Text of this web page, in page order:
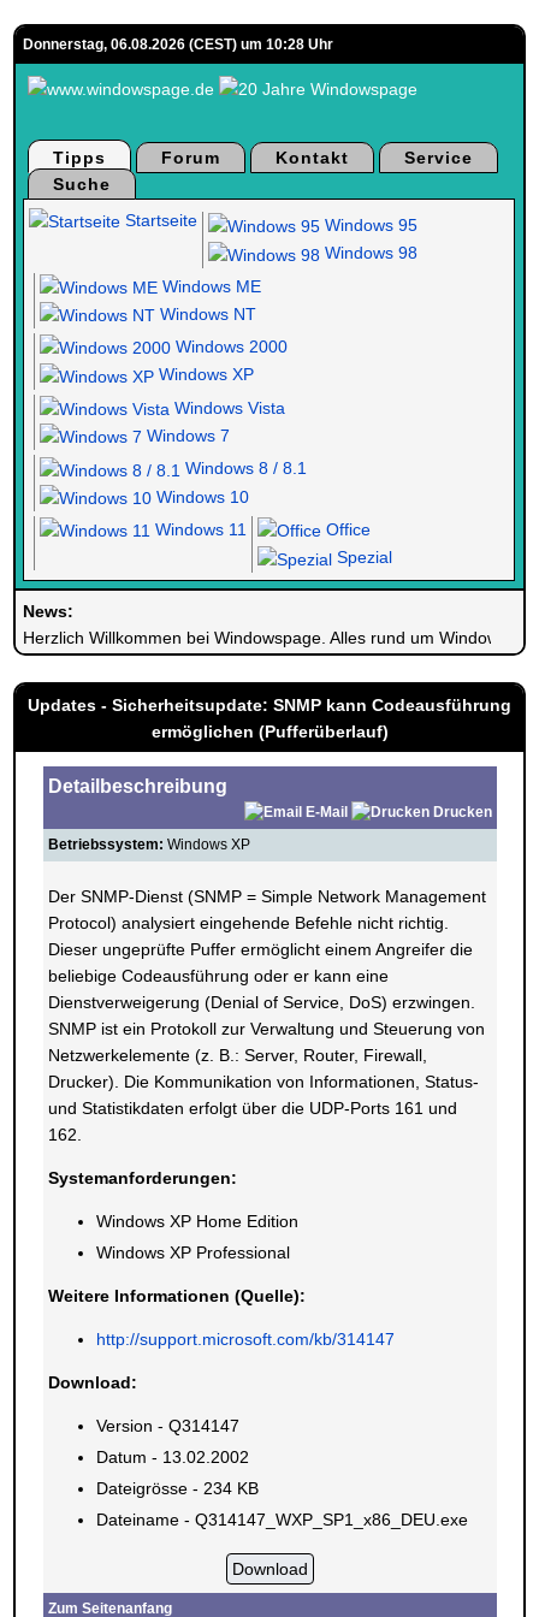
Donnerstag, 06.08.2026 (CEST) um 10:28 Uhr
Tipps Forum Kontakt
Service
Suche
Startseite
Windows 95
Windows 98
Windows ME
Windows NT
Windows 2000
Windows XP
Windows Vista
Windows 7
Windows 8 / 8.1
Windows 10
Windows 11
Office
Spezial
News:
Herzlich Willkommen bei Windowspage. Alles rund um Windows.
Updates - Sicherheitsupdate: SNMP kann Codeausführung
ermöglichen (Pufferüberlauf)
Detailbeschreibung
E-Mail
Drucken
Betriebssystem: Windows XP
Der SNMP-Dienst (SNMP = Simple Network Management
Protocol) analysiert eingehende Befehle nicht richtig.
Dieser ungeprüfte Puffer ermöglicht einem Angreifer die
beliebige Codeausführung oder er kann eine
Dienstverweigerung (Denial of Service, DoS) erzwingen.
SNMP ist ein Protokoll zur Verwaltung und Steuerung von
Netzwerkelemente (z. B.: Server, Router, Firewall,
Drucker). Die Kommunikation von Informationen, Status-
und Statistikdaten erfolgt über die UDP-Ports 161 und
162.
Systemanforderungen:
Windows XP Home Edition
Windows XP Professional
Weitere Informationen (Quelle):
http://support.microsoft.com/kb/314147
Download:
Version - Q314147
Datum - 13.02.2002
Dateigrösse - 234 KB
Dateiname - Q314147_WXP_SP1_x86_DEU.exe
Zum Seitenanfang